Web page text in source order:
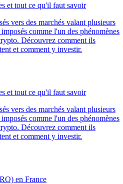
et tout ce qu'il faut savoir
vers des marchés valant plusieurs
comme l'un des phénomènes
Découvrez comment ils
et comment y investir.
et tout ce qu'il faut savoir
vers des marchés valant plusieurs
comme l'un des phénomènes
Découvrez comment ils
et comment y investir.
en France